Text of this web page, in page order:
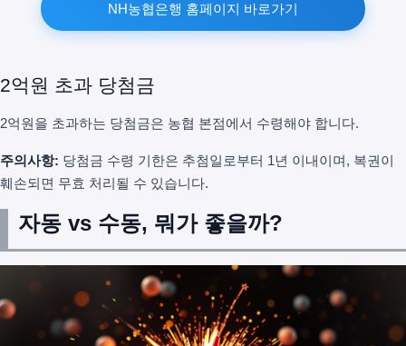
NH농협은행 홈페이지 바로가기
2억원 초과 당첨금
2억원을 초과하는 당첨금은 농협 본점에서 수령해야 합니다.
주의사항: 당첨금 수령 기한은 추첨일로부터 1년 이내이며, 복권이
훼손되면 무효 처리될 수 있습니다.
자동 vs 수동, 뭐가 좋을까?